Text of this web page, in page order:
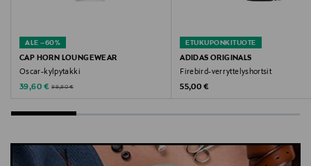
ALE –60%
CAP HORN LOUNGEWEAR
Oscar-kylpytakki
Discounted Price
39,60 € Original Price
99,90 €
ETUKUPONKITUOTE
ADIDAS ORIGINALS
Firebird-verryttelyshortsit
Original Price
55,00 €